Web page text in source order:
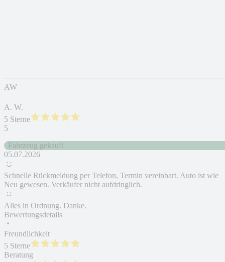
AW
A. W.
5 Sterne
5
Fahrzeug gekauft
05.07.2026
Schnelle Rückmeldung per Telefon, Termin vereinbart. Auto ist wie
Neu gewesen. Verkäufer nicht aufdringlich.
Alles in Ordnung. Danke.
Bewertungsdetails
Freundlichkeit
5 Sterne
Beratung